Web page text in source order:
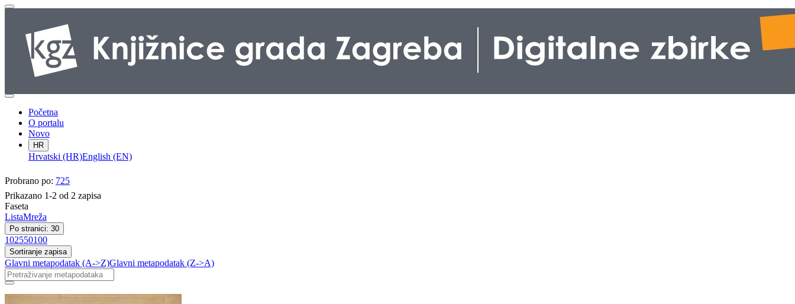
Početna
O portalu
Novo
HR
Hrvatski (HR)English (EN)
Probrano po: 725
Prikazano 1-2 od 2 zapisa
Faseta
ListaMreža
Po stranici: 30
102550100
Sortiranje zapisa
Glavni metapodatak (A->Z)Glavni metapodatak (Z->A)